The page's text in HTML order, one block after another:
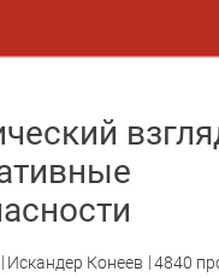
Искандер Конеев 4840